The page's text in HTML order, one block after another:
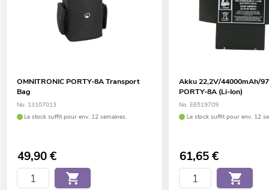
OMNITRONIC PORTY-8A Transport
Bag
No. 13107013
Le stock suffit pour env. 12 semaines.
49,90€
Akku 22,2V/44000mAh/
PORTY-8A (Li-Ion)
No. E6519709
Le stock suffit pour env. 12
61,65€